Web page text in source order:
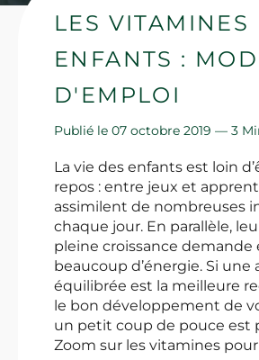
LES VITAMINES
ENFANTS :
D'EMPLOI
Publié le 07 octobre 2019 — 3
La vie des enfants est loin
repos : entre jeux et
assimilent de nombreuses
chaque jour. En parallèle,
pleine croissance demande
beaucoup d’énergie. Si
équilibrée est la meilleure
le bon développement de
un petit coup de pouce est
Zoom sur les vitamines